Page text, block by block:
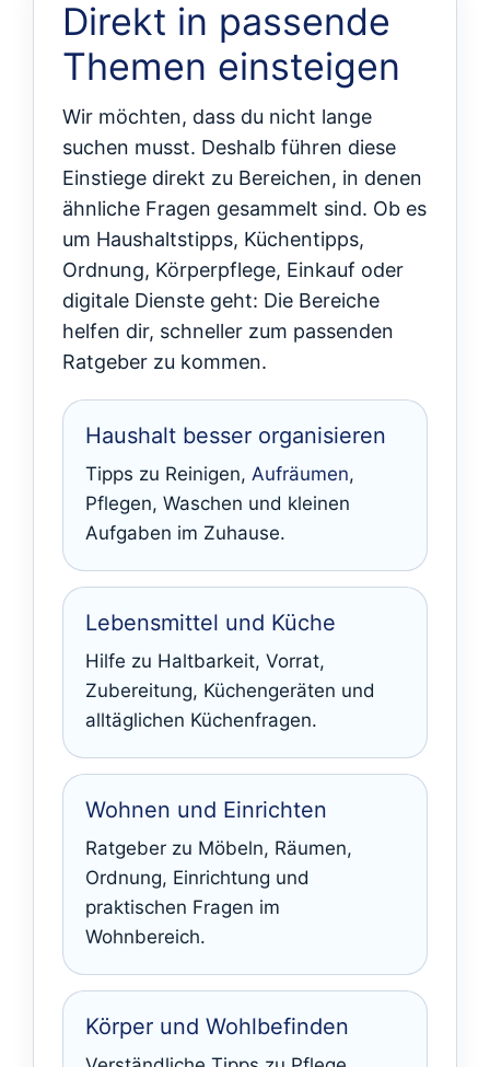
Direkt in passende
Themen einsteigen
Wir möchten, dass du nicht lange
suchen musst. Deshalb führen diese
Einstiege direkt zu Bereichen, in denen
ähnliche Fragen gesammelt sind. Ob es
um Haushaltstipps, Küchentipps,
Ordnung, Körperpflege, Einkauf oder
digitale Dienste geht: Die Bereiche
helfen dir, schneller zum passenden
Ratgeber zu kommen.
Haushalt besser organisieren
Tipps zu Reinigen, Aufräumen,
Pflegen, Waschen und kleinen
Aufgaben im Zuhause.
Lebensmittel und Küche
Hilfe zu Haltbarkeit, Vorrat,
Zubereitung, Küchengeräten und
alltäglichen Küchenfragen.
Wohnen und Einrichten
Ratgeber zu Möbeln, Räumen,
Ordnung, Einrichtung und
praktischen Fragen im
Wohnbereich.
Körper und Wohlbefinden